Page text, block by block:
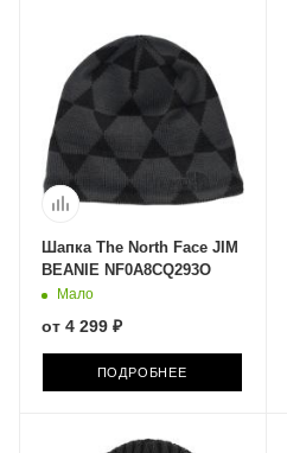
Шапка The North Face JIM
BEANIE NF0A8CQ293O
Мало
от 4 299 ₽
ПОДРОБНЕЕ